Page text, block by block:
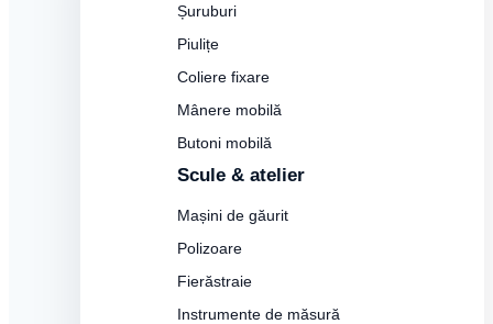
Șuruburi
Piulițe
Coliere fixare
Mânere mobilă
Butoni mobilă
Scule & atelier
Mașini de găurit
Polizoare
Fierăstraie
Instrumente de măsură